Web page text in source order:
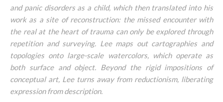
and panic disorders as a child, which then translated into his
work as a site of reconstruction: the missed encounter with
the real at the heart of trauma can only be explored through
repetition and surveying. Lee maps out cartographies and
topologies onto large-scale watercolors, which operate as
both surface and object. Beyond the rigid impositions of
conceptual art, Lee turns away from reductionism, liberating
expression from description.